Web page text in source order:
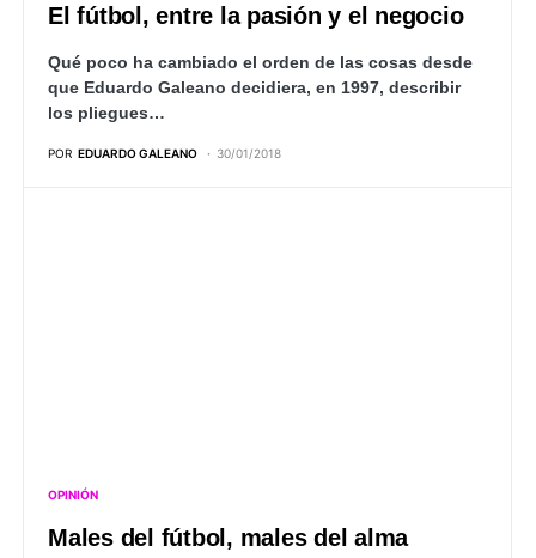
El fútbol, entre la pasión y el negocio
Qué poco ha cambiado el orden de las cosas desde
que Eduardo Galeano decidiera, en 1997, describir
los pliegues…
POR EDUARDO GALEANO 30/01/2018
OPINIÓN
Males del fútbol, males del alma